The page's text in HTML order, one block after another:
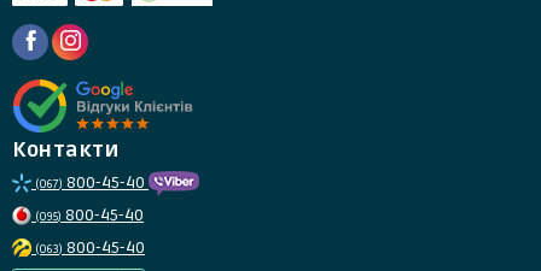
Контакти
(067) 800-45-40
(095) 800-45-40
(063) 800-45-40